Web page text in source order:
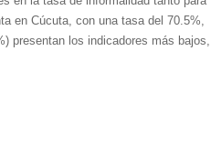
en Cúcuta, con una tasa del 70.5%,
presentan los indicadores más bajos,